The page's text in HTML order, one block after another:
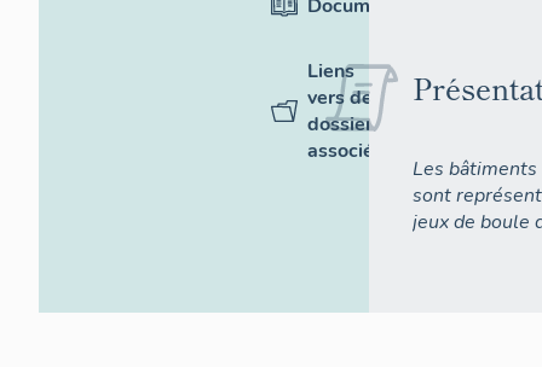
Documentation
Liens
vers des
dossiers
associés
Les
sont
jeux de boule